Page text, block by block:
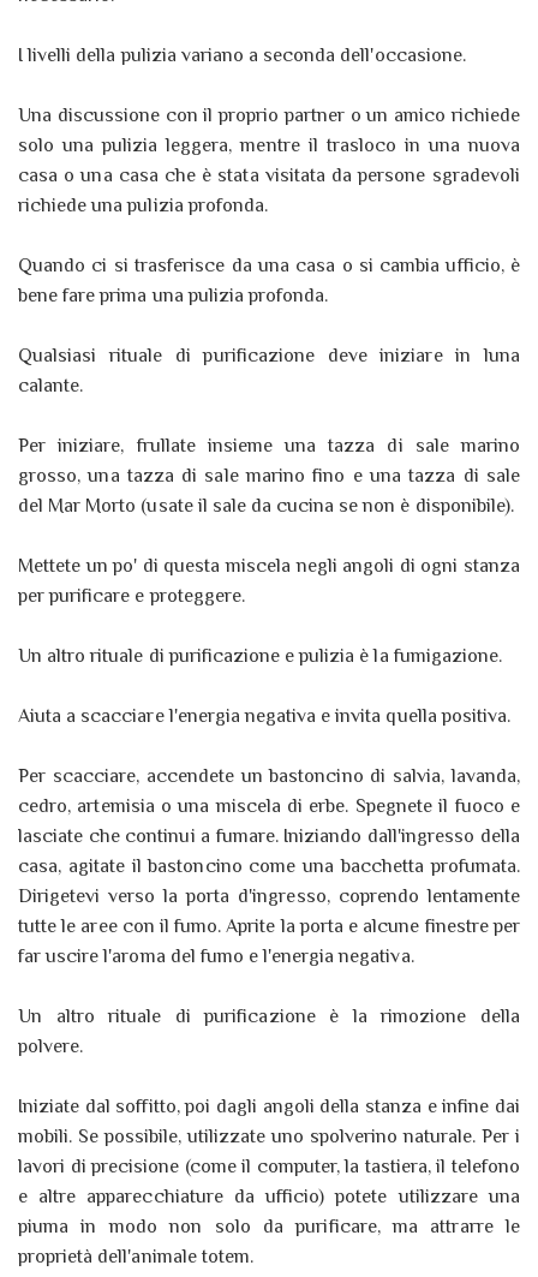
I livelli della pulizia variano a seconda dell'occasione.
Una discussione con il proprio partner o un amico richiede
solo una pulizia leggera, mentre il trasloco in una nuova
casa o una casa che è stata visitata da persone sgradevoli
richiede una pulizia profonda.
Quando ci si trasferisce da una casa o si cambia ufficio, è
bene fare prima una pulizia profonda.
Qualsiasi rituale di purificazione deve iniziare in luna
calante.
Per iniziare, frullate insieme una tazza di sale marino
grosso, una tazza di sale marino fino e una tazza di sale
del Mar Morto (usate il sale da cucina se non è disponibile).
Mettete un po' di questa miscela negli angoli di ogni stanza
per purificare e proteggere.
Un altro rituale di purificazione e pulizia è la fumigazione.
Aiuta a scacciare l'energia negativa e invita quella positiva.
Per scacciare, accendete un bastoncino di salvia, lavanda,
cedro, artemisia o una miscela di erbe. Spegnete il fuoco e
lasciate che continui a fumare. Iniziando dall'ingresso della
casa, agitate il bastoncino come una bacchetta profumata.
Dirigetevi verso la porta d'ingresso, coprendo lentamente
tutte le aree con il fumo. Aprite la porta e alcune finestre per
far uscire l'aroma del fumo e l'energia negativa.
Un altro rituale di purificazione è la rimozione della
polvere.
Iniziate dal soffitto, poi dagli angoli della stanza e infine dai
mobili. Se possibile, utilizzate uno spolverino naturale. Per i
lavori di precisione (come il computer, la tastiera, il telefono
e altre apparecchiature da ufficio) potete utilizzare una
piuma in modo non solo da purificare, ma attrarre le
proprietà dell'animale totem.